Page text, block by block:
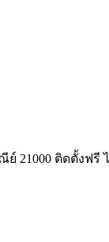
ย์ 21000 ติดตั้ง